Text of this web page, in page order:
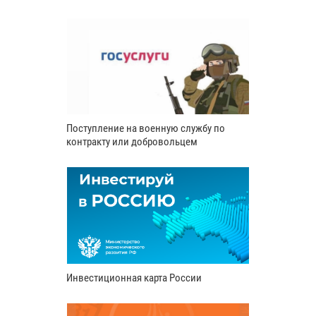
Поступление на военную службу по
контракту или добровольцем
Инвестиционная карта России